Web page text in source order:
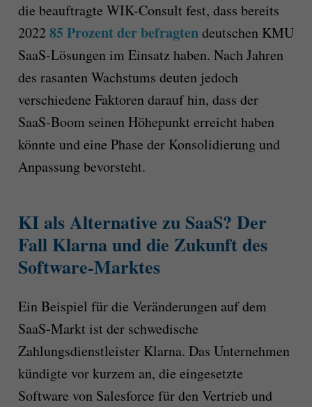
die beauftragte WIK-Consult fest, dass bereits
202285 Prozent der befragtendeutschen KMU
SaaS-Lösungen im Einsatz haben. Nach Jahren
des rasanten Wachstums deuten jedoch
verschiedene Faktoren darauf hin, dass der
SaaS-Boom seinen Höhepunkt erreicht haben
könnte und eine Phase der Konsolidierung und
Anpassung bevorsteht.
KI als Alternative zu SaaS? Der
Fall Klarna und die Zukunft des
Software-Marktes
Ein Beispiel für die Veränderungen auf dem
SaaS-Markt ist der schwedische
Zahlungsdienstleister Klarna. Das Unternehmen
kündigte vor kurzem an, die eingesetzte
Software von Salesforce für den Vertrieb und